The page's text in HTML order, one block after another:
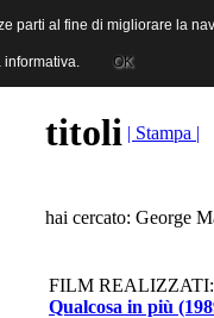
Cinematografiche
titoli | Stampa |
hai cercato: George
FILM REALIZZATI:
Qualcosa in più
parti al fine di migliorare la
informativa. OK
parti al fine di migliorare la
informativa. OK